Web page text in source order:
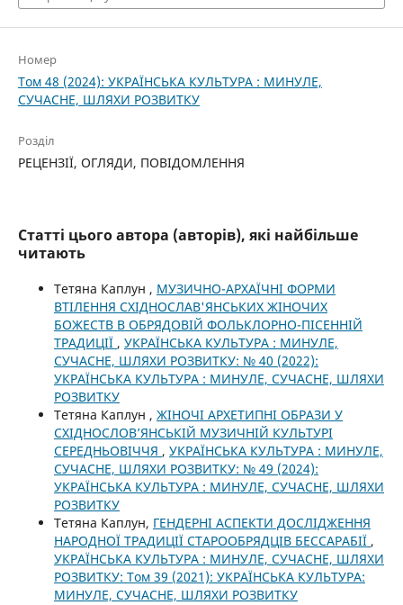
Номер
Том 48 (2024): УКРАЇНСЬКА КУЛЬТУРА : МИНУЛЕ,
СУЧАСНЕ, ШЛЯХИ РОЗВИТКУ
Розділ
РЕЦЕНЗІЇ, ОГЛЯДИ, ПОВІДОМЛЕННЯ
Статті цього автора (авторів), які найбільше
читають
Тетяна Каплун , МУЗИЧНО-АРХАЇЧНІ ФОРМИ
ВТІЛЕННЯ СХІДНОСЛАВ'ЯНСЬКИХ ЖІНОЧИХ
БОЖЕСТВ В ОБРЯДОВІЙ ФОЛЬКЛОРНО-ПІСЕННІЙ
ТРАДИЦІЇ , УКРАЇНСЬКА КУЛЬТУРА : МИНУЛЕ,
СУЧАСНЕ, ШЛЯХИ РОЗВИТКУ: № 40 (2022):
УКРАЇНСЬКА КУЛЬТУРА : МИНУЛЕ, СУЧАСНЕ, ШЛЯХИ
РОЗВИТКУ
Тетяна Каплун , ЖІНОЧІ АРХЕТИПНІ ОБРАЗИ У
СХІДНОСЛОВ’ЯНСЬКІЙ МУЗИЧНІЙ КУЛЬТУРІ
СЕРЕДНЬОВІЧЧЯ , УКРАЇНСЬКА КУЛЬТУРА : МИНУЛЕ,
СУЧАСНЕ, ШЛЯХИ РОЗВИТКУ: № 49 (2024):
УКРАЇНСЬКА КУЛЬТУРА : МИНУЛЕ, СУЧАСНЕ, ШЛЯХИ
РОЗВИТКУ
Тетяна Каплун, ГЕНДЕРНІ АСПЕКТИ ДОСЛІДЖЕННЯ
НАРОДНОЇ ТРАДИЦІЇ СТАРООБРЯДЦІВ БЕССАРАБІЇ ,
УКРАЇНСЬКА КУЛЬТУРА : МИНУЛЕ, СУЧАСНЕ, ШЛЯХИ
РОЗВИТКУ: Том 39 (2021): УКРАЇНСЬКА КУЛЬТУРА:
МИНУЛЕ, СУЧАСНЕ, ШЛЯХИ РОЗВИТКУ